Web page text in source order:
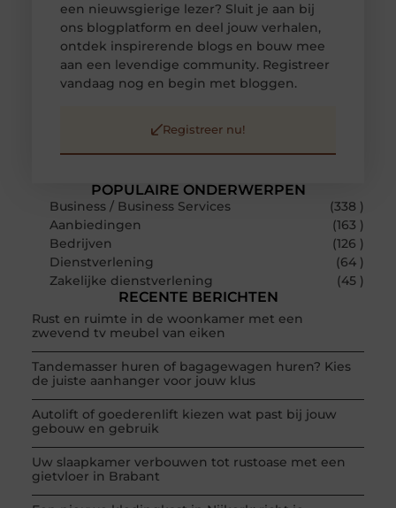
POPULAIRE ONDERWERPEN
Business / Business Services
(338 )
Aanbiedingen
(163 )
Bedrijven
(126 )
Dienstverlening
(64 )
Zakelijke dienstverlening
(45 )
RECENTE BERICHTEN
Rust en ruimte in de woonkamer met een
zwevend tv meubel van eiken
Tandemasser huren of bagagewagen huren? Kies
de juiste aanhanger voor jouw klus
Autolift of goederenlift kiezen wat past bij jouw
gebouw en gebruik
Uw slaapkamer verbouwen tot rustoase met een
gietvloer in Brabant
een nieuwsgierige lezer? Sluit je aan bij
ons blogplatform en deel jouw verhalen,
ontdek inspirerende blogs en bouw mee
aan een levendige community. Registreer
vandaag nog en begin met bloggen.
Registreer nu!